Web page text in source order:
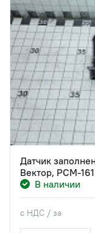
Датчик
Вектор, РСМ-161
В наличии
с НДС / за